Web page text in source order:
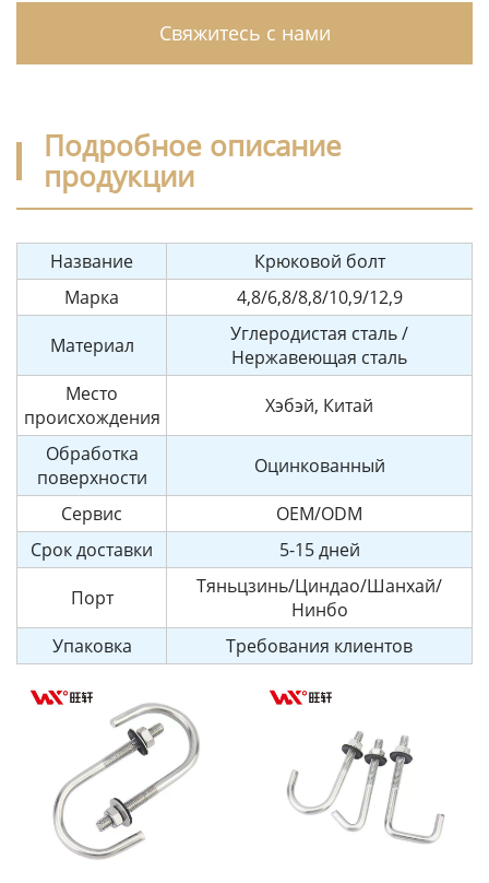
Свяжитесь с нами
Подробное описание
продукции
Название
Крюковой болт
Марка
4,8/6,8/8,8/10,9/12,9
Материал
Углеродистая сталь /
Нержавеющая сталь
Место
происхождения
Хэбэй, Китай
Обработка
поверхности
Оцинкованный
Сервис
OEM/ODM
Срок доставки
5-15 дней
Порт
Тяньцзинь/Циндао/Шанхай/
Нинбо
Упаковка
Требования клиентов